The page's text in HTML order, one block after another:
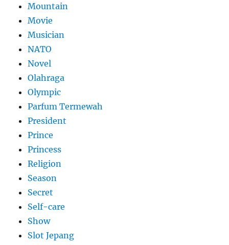
Mountain
Movie
Musician
NATO
Novel
Olahraga
Olympic
Parfum Termewah
President
Prince
Princess
Religion
Season
Secret
Self-care
Show
Slot Jepang